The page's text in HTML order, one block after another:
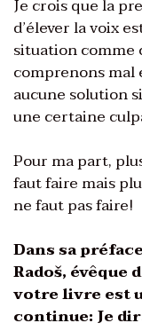
Je crois que la
d’élever la voix
situation comme
comprenons mal
aucune solution
une certaine
Pour ma part,
faut faire mais
ne faut pas faire!
Dans sa
Radoš, évêque
votre livre est
continue: Je